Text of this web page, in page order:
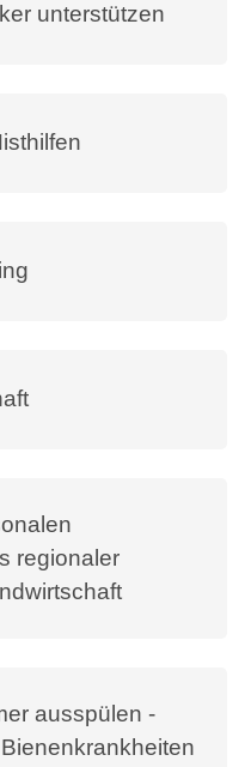
unterstützen
regionaler
ausspülen -